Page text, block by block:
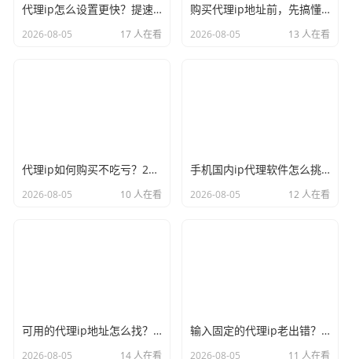
代理ip怎么设置更快？提速的几个关键点记牢
2026-08-05 17 人在看
购买代理ip地址前，先搞懂这三件事再说
2026-08-05 13 人在看
代理ip如何购买不吃亏？2026年的避坑心得奉上
2026-08-05 10 人在看
手机国内ip代理软件怎么挑？实用才是硬道理
2026-08-05 12 人在看
可用的代理ip地址怎么找？别再大海捞针了
2026-08-05 14 人在看
输入固定的代理ip老出错？多半是漏了这个细节
2026-08-05 11 人在看